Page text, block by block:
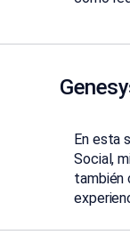
En esta
Social,
también